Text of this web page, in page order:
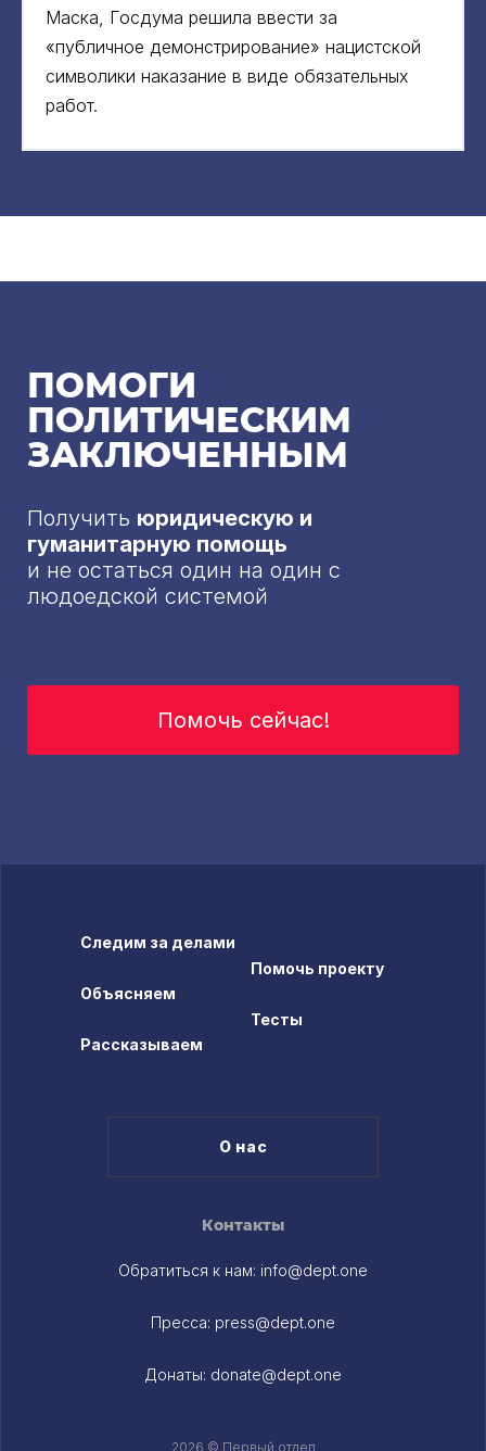
Маска, Госдума решила ввести за
«публичное демонстрирование» нацистской
символики наказание в виде обязательных
работ.
ПОМОГИ
ПОЛИТИЧЕСКИМ
ЗАКЛЮЧЕННЫМ
Получить юридическую и
гуманитарную помощь
и не остаться один на один с
людоедской системой
Помочь сейчас!
Контакты
Обратиться к нам: info@dept.one
Пресса: press@dept.one
Донаты: donate@dept.one
Следим за делами
Объясняем
Рассказываем
Помочь проекту
Тесты
О нас
2026 © Первый отдел